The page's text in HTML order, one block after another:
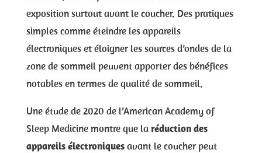
exposition surtout avant le coucher. Des pratiques
simples comme éteindre les appareils
électroniques et éloigner les sources d’ondes de la
zone de sommeil peuvent apporter des bénéfices
notables en termes de qualité de sommeil.
Une étude de 2020 de l’American Academy of
Sleep Medicine montre que laréduction des
appareils électroniquesavant le coucher peut